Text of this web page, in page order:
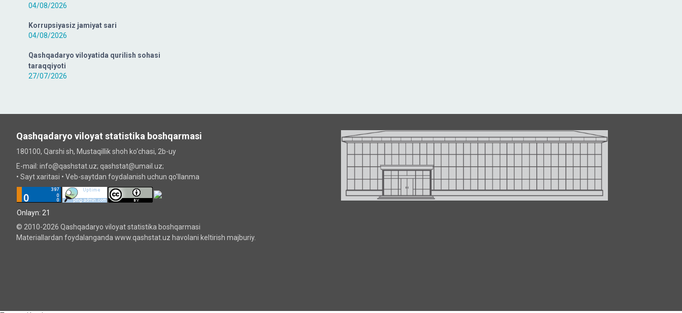
04/08/2026
Korrupsiyasiz jamiyat sari
04/08/2026
Qashqadaryo viloyatida qurilish sohasi
taraqqiyoti
27/07/2026
Qashqadaryo viloyat statistika boshqarmasi
180100, Qarshi sh, Mustаqillik shoh ko‘chаsi, 2b-uy
E-mail: info@qashstat.uz; qashstat@umail.uz;
• Sayt xaritasi • Veb-saytdan foydalanish uchun qo'llanma
Onlayn: 21
© 2010-2026 Qashqadaryo viloyat statistika boshqarmasi
Materiallardan foydalanganda www.qashstat.uz havolani keltirish majburiy.